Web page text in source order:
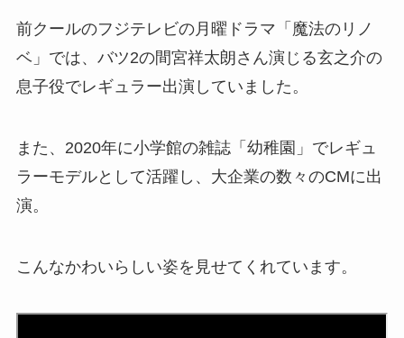
前クールのフジテレビの月曜ドラマ「魔法のリノ
ベ」では、バツ2の間宮祥太朗さん演じる玄之介の
息子役でレギュラー出演していました。
また、2020年に小学館の雑誌「幼稚園」でレギュ
ラーモデルとして活躍し、大企業の数々のCMに出
演。
こんなかわいらしい姿を見せてくれています。